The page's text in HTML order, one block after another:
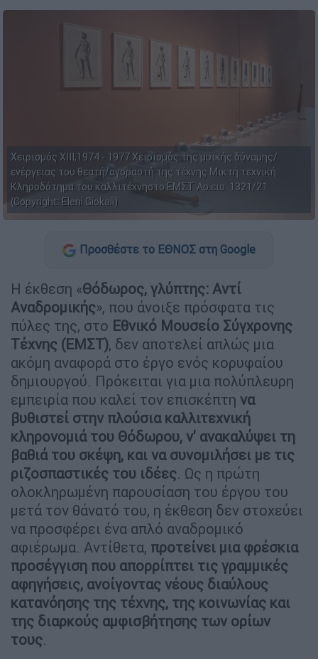
Χειρισμός ΧΙΙΙ,1974 - 1977 Χειρισμός της μυϊκής δύναμης/
ενέργειας του θεατή/αγοραστή της τέχνης Μικτή τεχνική.
Κληροδότημα του καλλιτέχνηστο ΕΜΣΤ Αρ.εισ. 1321/21
(Copyright: Eleni Giokali)
Προσθέστε το ΕΘΝΟΣ στη Google
Η έκθεση «Θόδωρος, γλύπτης: Αντί
Αναδρομικής», που άνοιξε πρόσφατα τις
πύλες της, στο Εθνικό Μουσείο Σύγχρονης
Τέχνης (ΕΜΣΤ), δεν αποτελεί απλώς μια
ακόμη αναφορά στο έργο ενός κορυφαίου
δημιουργού. Πρόκειται για μια πολύπλευρη
εμπειρία που καλεί τον επισκέπτη να
βυθιστεί στην πλούσια καλλιτεχνική
κληρονομιά του Θόδωρου, ν' ανακαλύψει τη
βαθιά του σκέψη, και να συνομιλήσει με τις
ριζοσπαστικές του ιδέες. Ως η πρώτη
ολοκληρωμένη παρουσίαση του έργου του
μετά τον θάνατό του, η έκθεση δεν στοχεύει
να προσφέρει ένα απλό αναδρομικό
αφιέρωμα. Αντίθετα, προτείνει μια φρέσκια
προσέγγιση που απορρίπτει τις γραμμικές
αφηγήσεις, ανοίγοντας νέους διαύλους
κατανόησης της τέχνης, της κοινωνίας και
της διαρκούς αμφισβήτησης των ορίων
τους.